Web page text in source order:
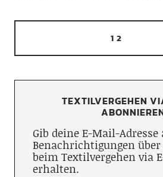
1 2
TEXTILVERGEHEN
Gib deine E-Mail-
Benachrichtigungen über
beim Textilvergehen via
erhalten.